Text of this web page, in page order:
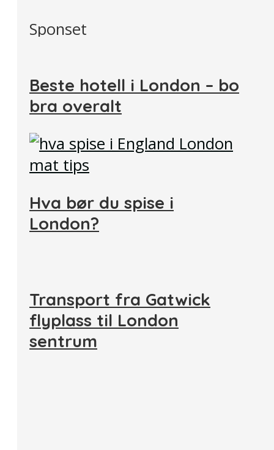
Sponset
Beste hotell i London – bo
bra overalt
Hva bør du spise i
London?
Transport fra Gatwick
flyplass til London
sentrum